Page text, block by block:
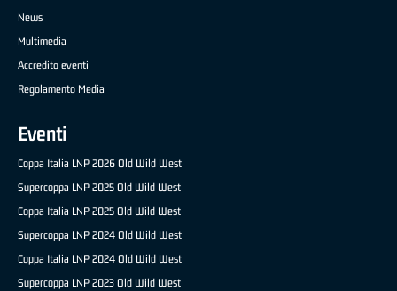
News
Multimedia
Accredito eventi
Regolamento Media
Eventi
Coppa Italia LNP 2026 Old Wild West
Supercoppa LNP 2025 Old Wild West
Coppa Italia LNP 2025 Old Wild West
Supercoppa LNP 2024 Old Wild West
Coppa Italia LNP 2024 Old Wild West
Supercoppa LNP 2023 Old Wild West